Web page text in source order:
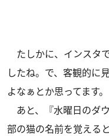
たしかに、インスタ
したね。で、客観的に
よなぁとか思ってます。
あと、『水曜日のダ
部の猫の名前を覚える